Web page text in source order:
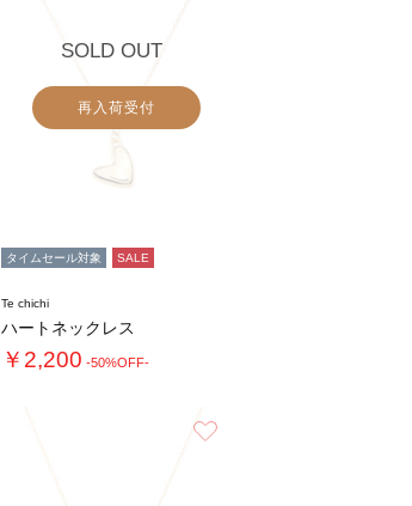
SOLD OUT
再入荷受付
タイムセール対象 SALE
Te chichi
ハートネックレス
￥2,200 -50%OFF-